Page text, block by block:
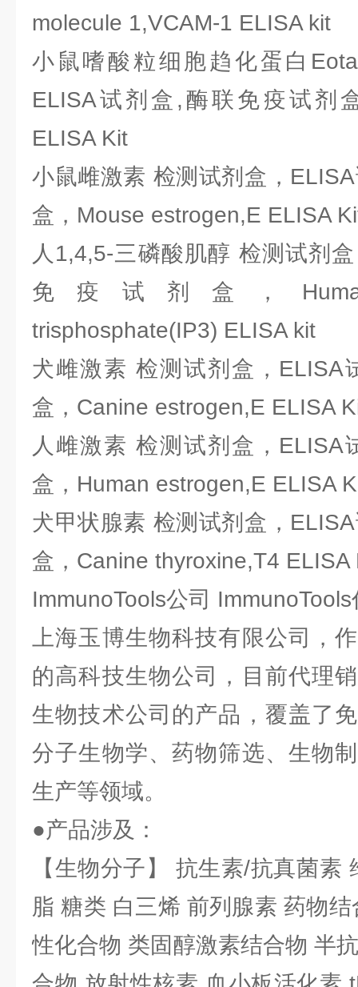
molecule 1,VCAM-1 ELISA kit
小鼠嗜酸粒细胞趋化蛋白
ELISA试剂盒,酶联免疫试剂
ELISA Kit
小鼠雌激素 检测试剂盒，
盒，Mouse estrogen,E ELISA
人1,4,5-三磷酸肌醇 检测试剂
免疫试剂盒，Human
trisphosphate(IP3) ELISA kit
犬雌激素 检测试剂盒，ELISA
盒，Canine estrogen,E ELISA
人雌激素 检测试剂盒，ELISA
盒，Human estrogen,E ELISA
犬甲状腺素 检测试剂盒，
盒，Canine thyroxine,T4 ELISA
ImmunoTools公司
上海玉博生物科技有限公司，
的高科技生物公司，目前代理
生物技术公司的产品，覆盖了
分子生物学、药物筛选、生物
生产等领域。
●产品涉及：
【生物分子】 抗生素/抗真菌素
脂 糖类 白三烯 前列腺素 药物
性化合物 类固醇激素结合物 半